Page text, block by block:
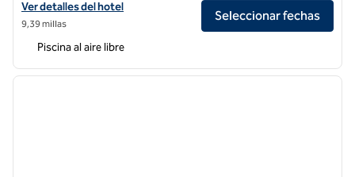
Ver detalles del hotel en Cape Rey Carlsbad Beach, a Hilton Resort
Ver detalles del hotel
9,39 millas
Seleccionar fechas
Piscina al aire libre
1 de 12